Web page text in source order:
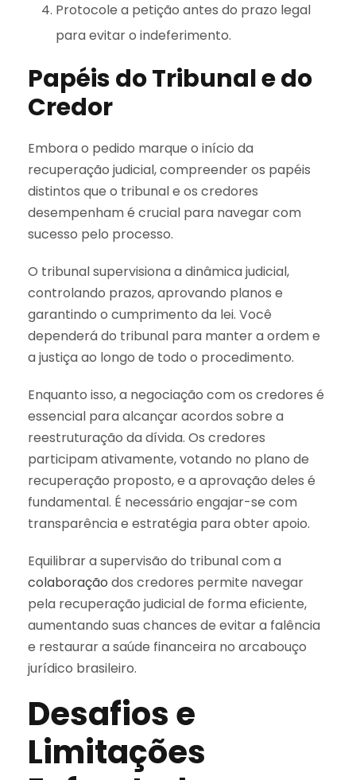
Protocole a petição antes do prazo legal
para evitar o indeferimento.
Papéis do Tribunal e do
Credor
Embora o pedido marque o início da
recuperação judicial, compreender os papéis
distintos que o tribunal e os credores
desempenham é crucial para navegar com
sucesso pelo processo.
O tribunal supervisiona a dinâmica judicial,
controlando prazos, aprovando planos e
garantindo o cumprimento da lei. Você
dependerá do tribunal para manter a ordem e
a justiça ao longo de todo o procedimento.
Enquanto isso, a negociação com os credores é
essencial para alcançar acordos sobre a
reestruturação da dívida. Os credores
participam ativamente, votando no plano de
recuperação proposto, e a aprovação deles é
fundamental. É necessário engajar-se com
transparência e estratégia para obter apoio.
Equilibrar a supervisão do tribunal com a
colaboração dos credores permite navegar
pela recuperação judicial de forma eficiente,
aumentando suas chances de evitar a falência
e restaurar a saúde financeira no arcabouço
jurídico brasileiro.
Desafios e
Limitações